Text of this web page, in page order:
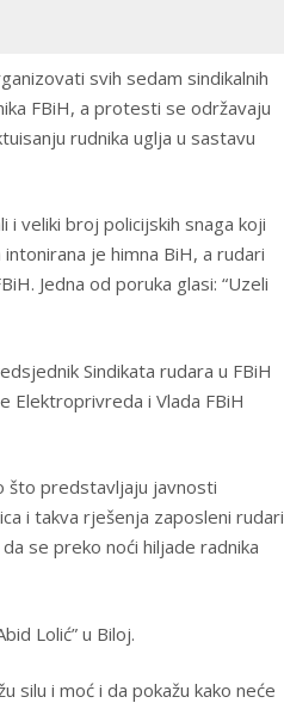
svih sedam sindikalnih
FBiH, a protesti se održavaju
rudnika uglja u sastavu
i veliki broj policijskih snaga koji
je himna BiH, a rudari
Jedna od poruka glasi: “Uzeli
Sindikata rudara u FBiH
Elektroprivreda i Vlada FBiH
što predstavljaju javnosti
i takva rješenja zaposleni rudari
se preko noći hiljade radnika
Lolić” u Biloj.
silu i moć i da pokažu kako neće